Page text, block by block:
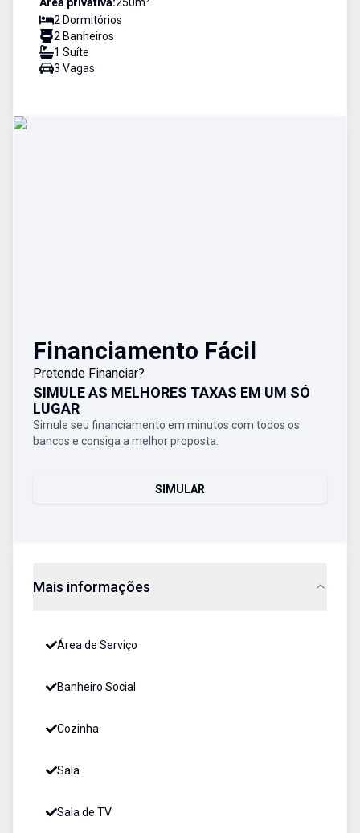
2 Dormitórios
2 Banheiros
1 Suíte
3 Vagas
Financiamento Fácil
Pretende Financiar?
SIMULE AS MELHORES TAXAS EM UM SÓ
LUGAR
Simule seu financiamento em minutos com todos os
bancos e consiga a melhor proposta.
SIMULAR
Mais informações
Área de Serviço
Banheiro Social
Cozinha
Sala
Sala de TV